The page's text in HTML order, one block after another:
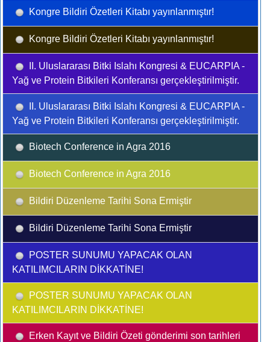
Kongre Bildiri Özetleri Kitabı yayınlanmıştır!
Kongre Bildiri Özetleri Kitabı yayınlanmıştır!
II. Uluslararası Bitki Islahı Kongresi & EUCARPIA -
Yağ ve Protein Bitkileri Konferansı gerçekleştirilmiştir.
II. Uluslararası Bitki Islahı Kongresi & EUCARPIA -
Yağ ve Protein Bitkileri Konferansı gerçekleştirilmiştir.
Biotech Conference in Agra 2016
Biotech Conference in Agra 2016
Bildiri Düzenleme Tarihi Sona Ermiştir
Bildiri Düzenleme Tarihi Sona Ermiştir
POSTER SUNUMU YAPACAK OLAN
KATILIMCILARIN DİKKATİNE!
POSTER SUNUMU YAPACAK OLAN
KATILIMCILARIN DİKKATİNE!
Erken Kayıt ve Bildiri Özeti gönderimi son tarihleri